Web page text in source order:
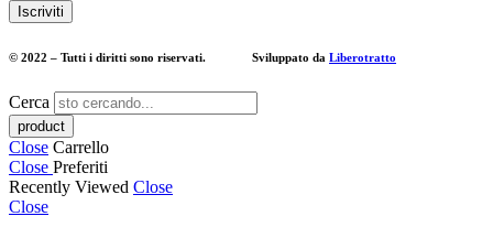
© 2022 – Tutti i diritti sono riservati. Sviluppato da Liberotratto
Cerca
Close Carrello
Close Preferiti
Recently Viewed Close
Close